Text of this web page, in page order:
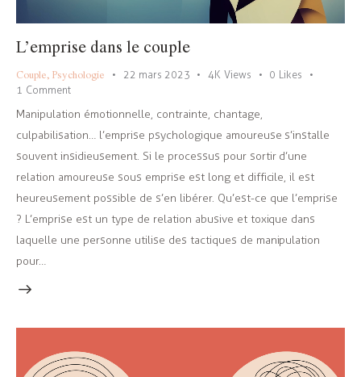
L’emprise dans le couple
Couple, Psychologie 22 mars 2023 4K Views 0 Likes
1 Comment
Manipulation émotionnelle, contrainte, chantage,
culpabilisation… l’emprise psychologique amoureuse s’installe
souvent insidieusement. Si le processus pour sortir d’une
relation amoureuse sous emprise est long et difficile, il est
heureusement possible de s’en libérer. Qu’est-ce que l’emprise
? L’emprise est un type de relation abusive et toxique dans
laquelle une personne utilise des tactiques de manipulation
pour…